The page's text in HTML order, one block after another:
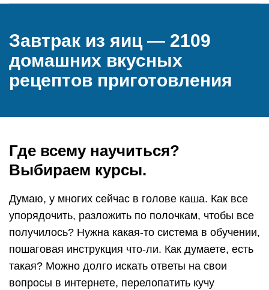
Завтрак из яиц — 2109
домашних вкусных
рецептов приготовления
Где всему научиться?
Выбираем курсы.
Думаю, у многих сейчас в голове каша. Как все
упорядочить, разложить по полочкам, чтобы все
получилось? Нужна какая-то система в обучении,
пошаговая инструкция что-ли. Как думаете, есть
такая? Можно долго искать ответы на свои
вопросы в интернете, перелопатить кучу